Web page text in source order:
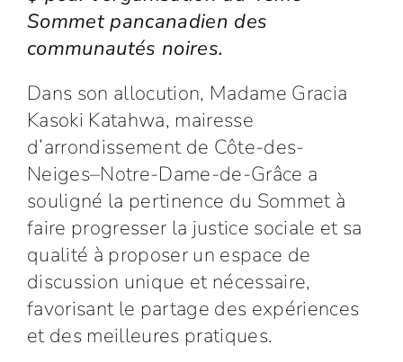
Sommet pancanadien des
communautés noires.
Dans son allocution, Madame Gracia
Kasoki Katahwa, mairesse
d’arrondissement de Côte-des-
Neiges–Notre-Dame-de-Grâce a
souligné la pertinence du Sommet à
faire progresser la justice sociale et sa
qualité à proposer un espace de
discussion unique et nécessaire,
favorisant le partage des expériences
et des meilleures pratiques.